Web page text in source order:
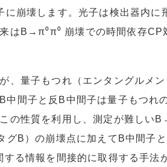
に崩壊します。光子は検出器内
はB→π⁰π⁰ 崩壊での時間依存
、量子もつれ（エンタングルメ
間子と反B中間子は量子もつれ
の性質を利用し、測定が難しい
グB）の崩壊点に加えてB中間子
る情報を間接的に取得する手法